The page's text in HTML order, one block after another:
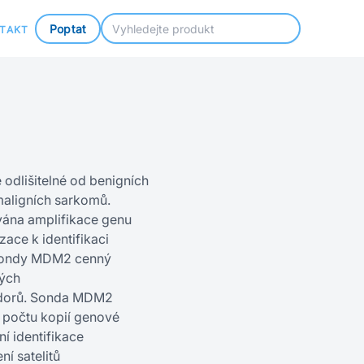
Poptat
od benigních
sarkomů.
amplifikace genu
k identifikaci
MDM2 cenný
Sonda MDM2
počtu kopií genové
identifikace
satelitů